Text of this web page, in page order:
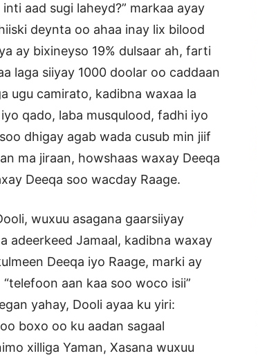
aad sugi laheyd?” markaa ayay
deynta oo ahaa inay lix bilood
ay bixineyso 19% dulsaar ah, farti
laga siiyay 1000 doolar oo caddaan
ugu camirato, kadibna waxaa la
qado, laba musqulood, fadhi iyo
dhigay agab wada cusub min jiif
ma jiraan, howshaas waxay Deeqa
Deeqa soo wacday Raage.
wuxuu asagana gaarsiiyay
adeerkeed Jamaal, kadibna waxay
Deeqa iyo Raage, marki ay
aan kaa soo woco isii”
yahay, Dooli ayaa ku yiri:
boxo oo ku aadan sagaal
xilliga Yaman, Xasana wuxuu